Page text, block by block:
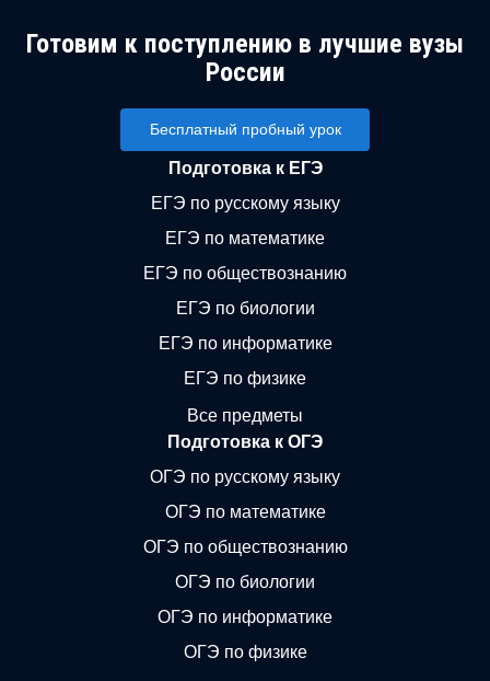
Готовим к поступлению в лучшие вузы
России
Бесплатный пробный урок
Подготовка к ЕГЭ
ЕГЭ по русскому языку
ЕГЭ по математике
ЕГЭ по обществознанию
ЕГЭ по биологии
ЕГЭ по информатике
ЕГЭ по физике
Все предметы
Подготовка к ОГЭ
ОГЭ по русскому языку
ОГЭ по математике
ОГЭ по обществознанию
ОГЭ по биологии
ОГЭ по информатике
ОГЭ по физике